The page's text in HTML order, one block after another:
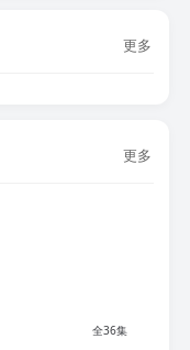
更多
更多
全36集